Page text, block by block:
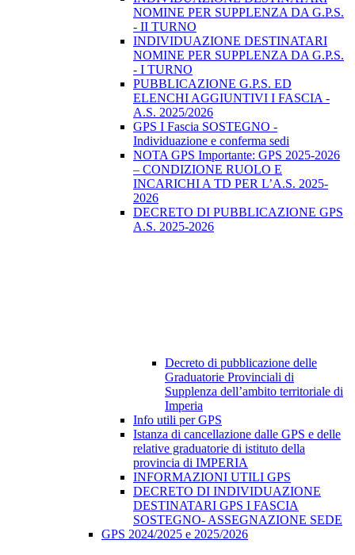
NOMINE PER SUPPLENZA DA G.P.S.
- II TURNO
INDIVIDUAZIONE DESTINATARI
NOMINE PER SUPPLENZA DA G.P.S.
- I TURNO
PUBBLICAZIONE G.P.S. ED
ELENCHI AGGIUNTIVI I FASCIA -
A.S. 2025/2026
GPS I Fascia SOSTEGNO -
Individuazione e conferma sedi
NOTA GPS Importante: GPS 2025-2026
– CONDIZIONE RUOLO E
INCARICHI A TD PER L’A.S. 2025-
2026
DECRETO DI PUBBLICAZIONE GPS
A.S. 2025-2026
Decreto di pubblicazione delle
Graduatorie Provinciali di
Supplenza dell’ambito territoriale di
Imperia
Info utili per GPS
Istanza di cancellazione dalle GPS e delle
relative graduatorie di istituto della
provincia di IMPERIA
INFORMAZIONI UTILI GPS
DECRETO DI INDIVIDUAZIONE
DESTINATARI GPS I FASCIA
SOSTEGNO- ASSEGNAZIONE SEDE
GPS 2024/2025 e 2025/2026